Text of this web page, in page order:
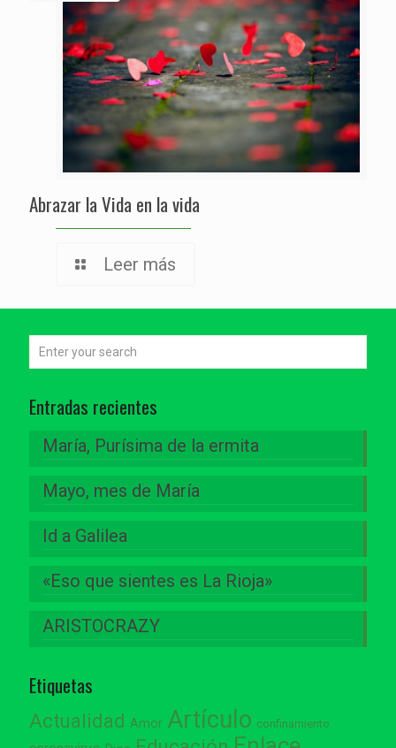
Abrazar la Vida en la vida
Leer más
Entradas recientes
María, Purísima de la ermita
Mayo, mes de María
Id a Galilea
«Eso que sientes es La Rioja»
ARISTOCRAZY
Etiquetas
Actualidad Amor Artículo confinamiento